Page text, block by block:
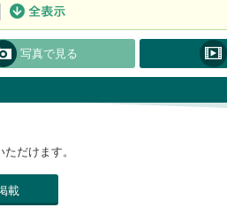
写真で見る
だけます。
載